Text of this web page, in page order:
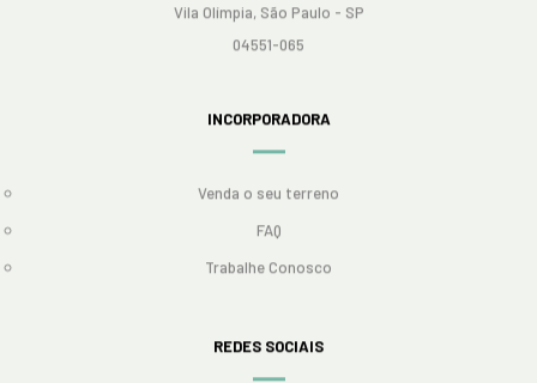
Vila Olímpia, São Paulo - SP
04551-065
INCORPORADORA
Venda o seu terreno
FAQ
Trabalhe Conosco
REDES SOCIAIS